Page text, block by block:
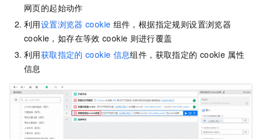
网页的起始动作
利用设置浏览器 cookie 组件，根据指定规则设置浏览器
cookie，如存在等效 cookie 则进行覆盖
利用获取指定的 cookie 信息组件，获取指定的 cookie 属性
信息